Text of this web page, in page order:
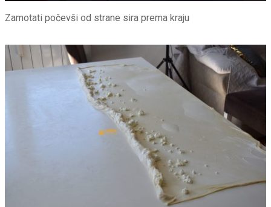
Zamotati počevši od strane sira prema kraju